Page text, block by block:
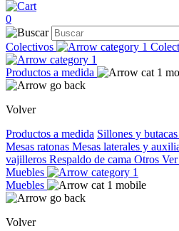
0
Colectivos
Productos a medida
Volver
Productos a medida Sillones y butacas
Mesas ratonas Mesas laterales y
vajilleros Respaldo de cama Otros
Muebles
Muebles
Volver